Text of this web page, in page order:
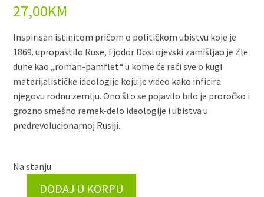
27,00KM
Inspirisan istinitom pričom o političkom ubistvu koje je
1869. upropastilo Ruse, Fjodor Dostojevski zamišljao je Zle
duhe kao „roman-pamflet“ u kome će reći sve o kugi
materijalističke ideologije koju je video kako inficira
njegovu rodnu zemlju. Ono što se pojavilo bilo je proročko i
grozno smešno remek-delo ideologije i ubistva u
predrevolucionarnoj Rusiji.
Na stanju
DODAJ U KORPU